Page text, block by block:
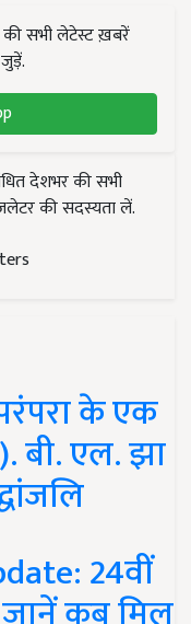
सभी लेटेस्ट ख़बरें
देशभर की सभी
की सदस्यता लें.
के एक
बी. एल. झा
24वीं